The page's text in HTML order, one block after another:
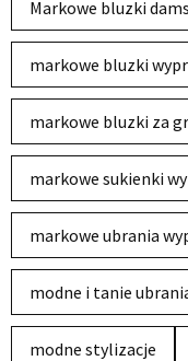
Markowe bluzki
markowe bluzki
markowe bluzki za
markowe sukienki
markowe ubrania
modne i tanie
modne stylizacje